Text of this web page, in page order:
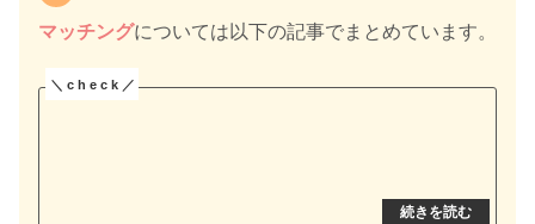
マッチングについては以下の記事でまとめています。